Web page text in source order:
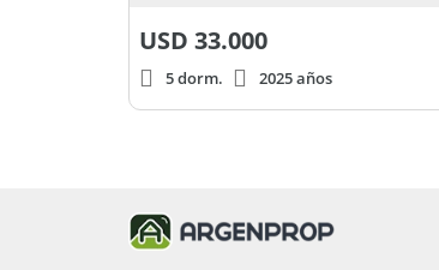
USD 33.000
5 dorm. 2025 años